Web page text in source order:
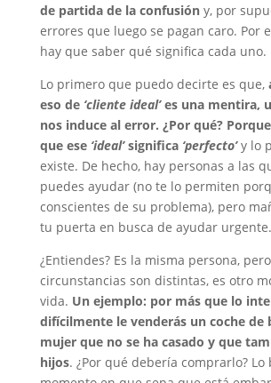
de partida de la confusióny, por
errores que luego se pagan caro. Por
hay que saber qué significa cada uno.
Lo primero que puedo decirte es que,
eso de ‘cliente ideal’es una mentira,
nos induce al error. ¿Por qué?
que ese ‘ideal’significa ‘perfecto’y lo
existe. De hecho, hay personas a las
puedes ayudar (no te lo permiten
conscientes de su problema), pero
tu puerta en busca de ayudar urgente.
¿Entiendes? Es la misma persona,
circunstancias son distintas, es otro
vida. Un ejemplo: por más que lo
difícilmente le venderás un coche de
mujer que no se ha casado y que
hijos. ¿Por qué debería comprarlo? Lo